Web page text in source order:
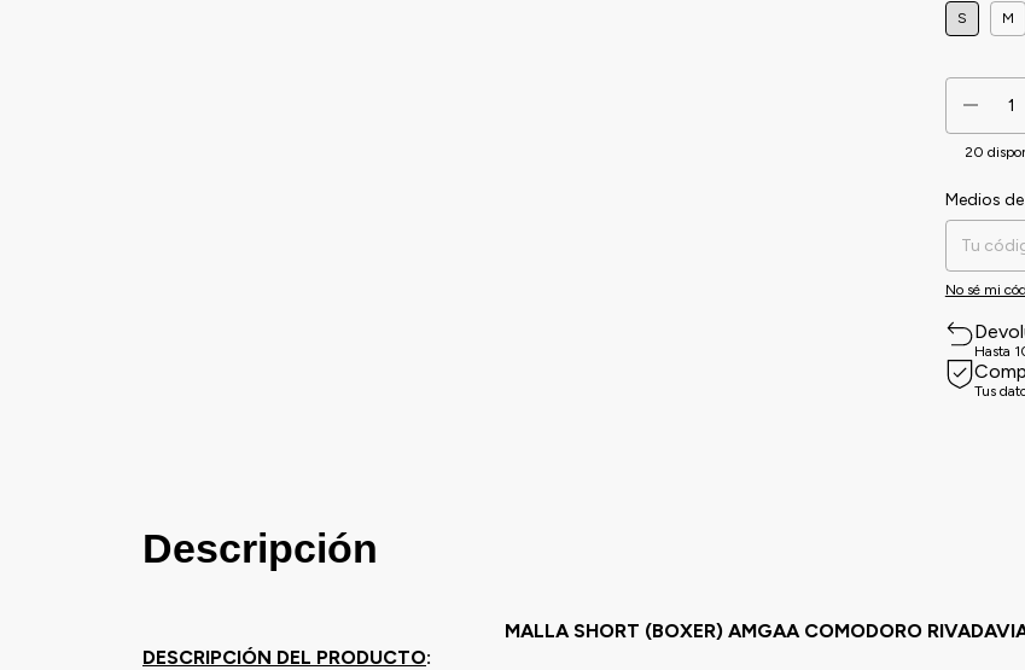
S M
20
Entregas
Medios
No sé mi
Hasta
Tus
Descripción
MALLA SHORT (BOXER) AMGAA COMODORO
DESCRIPCIÓN DEL PRODUCTO: